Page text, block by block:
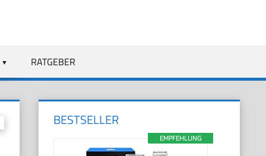
RATGEBER
BESTSELLER
EMPFEHLUNG